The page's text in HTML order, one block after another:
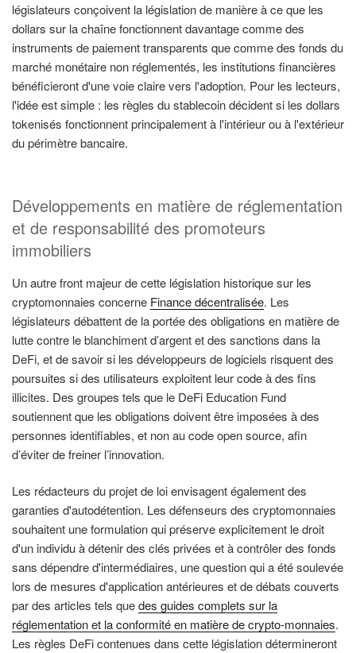
législateurs conçoivent la législation de manière à ce que les
dollars sur la chaîne fonctionnent davantage comme des
instruments de paiement transparents que comme des fonds du
marché monétaire non réglementés, les institutions financières
bénéficieront d'une voie claire vers l'adoption. Pour les lecteurs,
l'idée est simple : les règles du stablecoin décident si les dollars
tokenisés fonctionnent principalement à l'intérieur ou à l'extérieur
du périmètre bancaire.
Développements en matière de réglementation
et de responsabilité des promoteurs
immobiliers
Un autre front majeur de cette législation historique sur les
cryptomonnaies concerne Finance décentralisée. Les
législateurs débattent de la portée des obligations en matière de
lutte contre le blanchiment d’argent et des sanctions dans la
DeFi, et de savoir si les développeurs de logiciels risquent des
poursuites si des utilisateurs exploitent leur code à des fins
illicites. Des groupes tels que le DeFi Education Fund
soutiennent que les obligations doivent être imposées à des
personnes identifiables, et non au code open source, afin
d’éviter de freiner l’innovation.
Les rédacteurs du projet de loi envisagent également des
garanties d'autodétention. Les défenseurs des cryptomonnaies
souhaitent une formulation qui préserve explicitement le droit
d'un individu à détenir des clés privées et à contrôler des fonds
sans dépendre d'intermédiaires, une question qui a été soulevée
lors de mesures d'application antérieures et de débats couverts
par des articles tels quedes guides complets sur la
réglementation et la conformité en matière de crypto-monnaies.
Les règles DeFi contenues dans cette législation détermineront